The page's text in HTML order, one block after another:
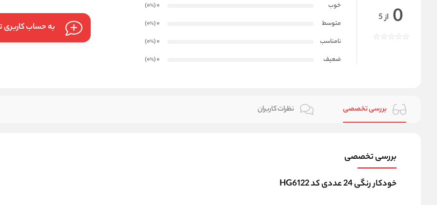
0 از 5
خوب
0
(0
%
)
متوسط
0
(0
%
)
نامناسب
0
(0
%
)
ضعیف
0
(0
%
)
به حساب کاربری
بررسی تخصصی نظرات کاربران
بررسی تخصصی
خودکار رنگی 24 عددی کد HG6122